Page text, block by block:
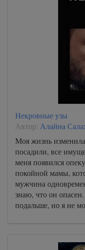
Некровные узы
Автор: Алайна
Моя жизнь
посадили, все
меня появился
покойной мамы,
мужчина
знаю, что он
подальше, но я не